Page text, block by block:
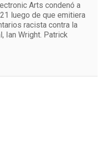
Arts condenó a
luego de que emitiera
racista contra la
Ian Wright. Patrick